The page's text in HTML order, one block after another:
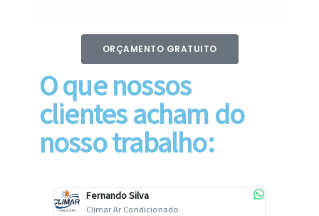
ORÇAMENTO GRATUITO
O que nossos
clientes acham do
nosso trabalho:
Fernando Silva
Climar Ar Condicionado